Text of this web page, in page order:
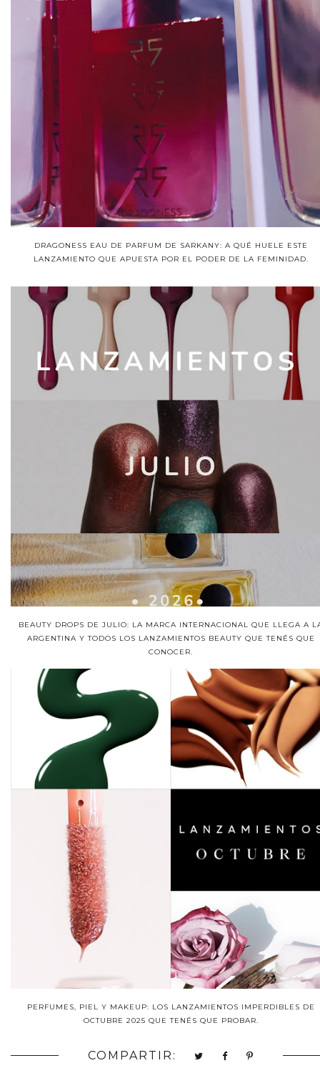
DRAGONESS EAU DE PARFUM DE SARKANY: A QUÉ HUELE ESTE
LANZAMIENTO QUE APUESTA POR EL PODER DE LA FEMINIDAD.
BEAUTY DROPS DE JULIO: LA MARCA INTERNACIONAL QUE LLEGA A
ARGENTINA Y TODOS LOS LANZAMIENTOS BEAUTY QUE TENÉS QUE
CONOCER.
PERFUMES, PIEL Y MAKEUP: LOS LANZAMIENTOS IMPERDIBLES DE
OCTUBRE 2025 QUE TENÉS QUE PROBAR.
COMPARTIR: